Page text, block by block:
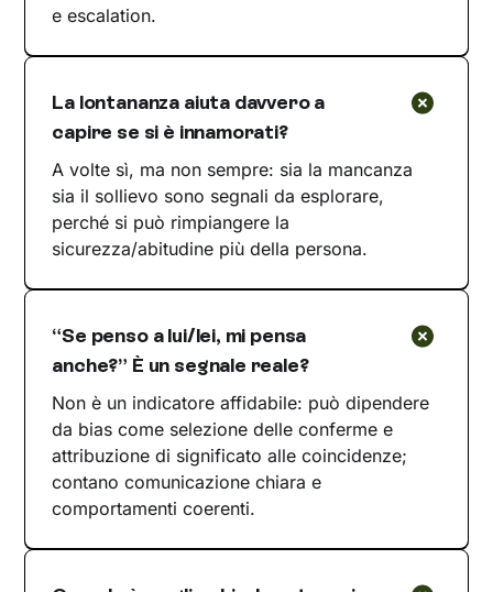
e escalation.
La lontananza aiuta davvero a
capire se si è innamorati?
A volte sì, ma non sempre: sia la mancanza
sia il sollievo sono segnali da esplorare,
perché si può rimpiangere la
sicurezza/abitudine più della persona.
“Se penso a lui/lei, mi pensa
anche?” È un segnale reale?
Non è un indicatore affidabile: può dipendere
da bias come selezione delle conferme e
attribuzione di significato alle coincidenze;
contano comunicazione chiara e
comportamenti coerenti.